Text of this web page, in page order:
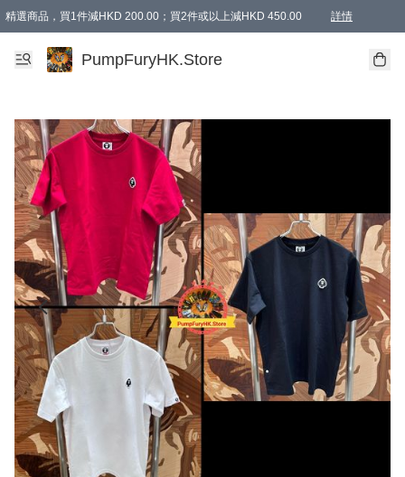
精選商品，買1件減HKD 200.00；買2件或以上減HKD 450.00 詳情
AAPE商品,會員專享9折或以上（按會員等級）AAPE products, members can
精選商品，任選買2件或以上減HKD 100.00
購物滿 HKD 800.00即享免運費優惠！（適用於 特定的送貨方式 )
PumpFuryHK.Store